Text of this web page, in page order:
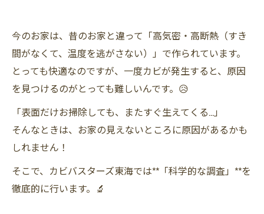
今のお家は、昔のお家と違って「高気密・高断熱（すき
間がなくて、温度を逃がさない）」で作られています。
とっても快適なのですが、一度カビが発生すると、原因
を見つけるのがとっても難しいんです。😥
「表面だけお掃除しても、またすぐ生えてくる…」
そんなときは、お家の見えないところに原因があるかも
しれません！
そこで、カビバスターズ東海では**「科学的な調査」**を
徹底的に行います。🔬